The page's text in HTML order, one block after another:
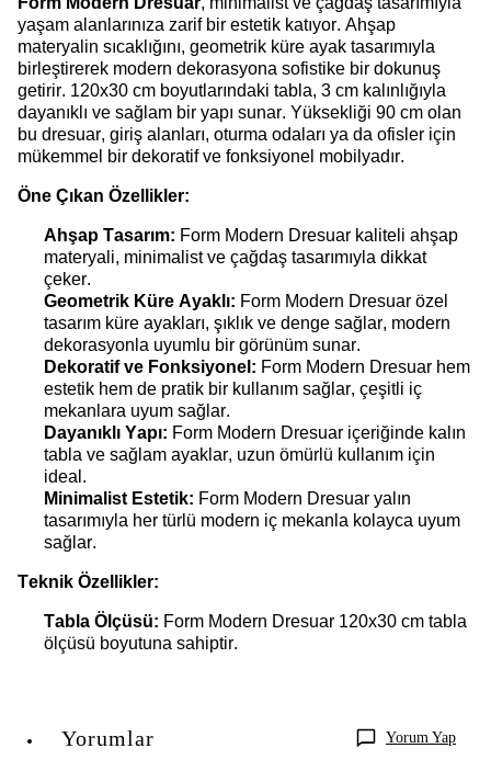
yaşam alanlarınıza zarif bir estetik katıyor. Ahşap
materyalin sıcaklığını, geometrik küre ayak tasarımıyla
birleştirerek modern dekorasyona sofistike bir dokunuş
getirir. 120x30 cm boyutlarındaki tabla, 3 cm kalınlığıyla
dayanıklı ve sağlam bir yapı sunar. Yüksekliği 90 cm olan
bu dresuar, giriş alanları, oturma odaları ya da ofisler için
mükemmel bir dekoratif ve fonksiyonel mobilyadır.
Öne Çıkan Özellikler:
Ahşap Tasarım: Form Modern Dresuar kaliteli ahşap
materyali, minimalist ve çağdaş tasarımıyla dikkat
çeker.
Geometrik Küre Ayaklı: Form Modern Dresuar özel
tasarım küre ayakları, şıklık ve denge sağlar, modern
dekorasyonla uyumlu bir görünüm sunar.
Dekoratif ve Fonksiyonel: Form Modern Dresuar hem
estetik hem de pratik bir kullanım sağlar, çeşitli iç
mekanlara uyum sağlar.
Dayanıklı Yapı: Form Modern Dresuar içeriğinde kalın
tabla ve sağlam ayaklar, uzun ömürlü kullanım için
ideal.
Minimalist Estetik: Form Modern Dresuar yalın
tasarımıyla her türlü modern iç mekanla kolayca uyum
sağlar.
Teknik Özellikler:
Tabla Ölçüsü: Form Modern Dresuar 120x30 cm tabla
ölçüsü boyutuna sahiptir.
Yorumlar Yorum Yap